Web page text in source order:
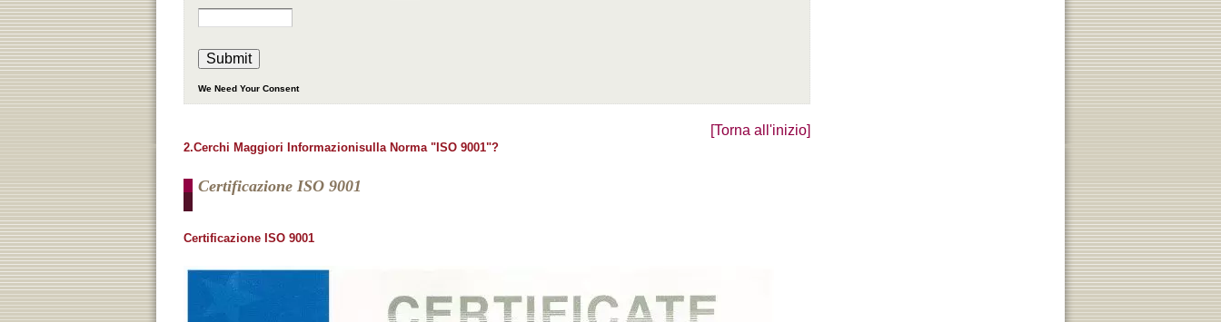
[Torna all'inizio]
2.Cerchi Maggiori Informazionisulla Norma "ISO 9001"?
Certificazione ISO 9001
Certificazione ISO 9001